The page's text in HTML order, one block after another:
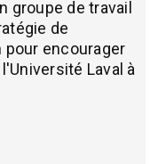
groupe de travail
de
encourager
Laval à